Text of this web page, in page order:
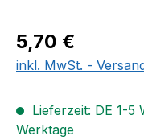
Regulärer Preis:
5,70 €
inkl. MwSt. -
Lieferzeit: DE 1-5
Werktage